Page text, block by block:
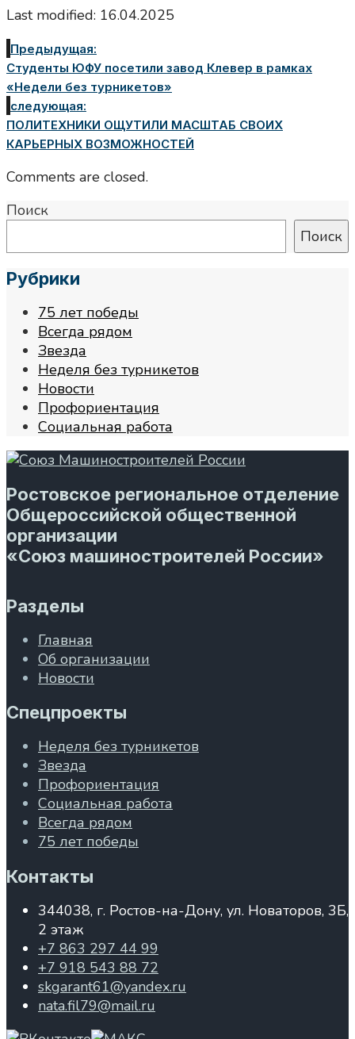
Last modified: 16.04.2025
Предыдущая:
Студенты ЮФУ посетили завод Клевер в рамках
«Недели без турникетов»
следующая:
ПОЛИТЕХНИКИ ОЩУТИЛИ МАСШТАБ СВОИХ
КАРЬЕРНЫХ ВОЗМОЖНОСТЕЙ
Comments are closed.
Поиск
Поиск
Рубрики
75 лет победы
Всегда рядом
Звезда
Неделя без турникетов
Новости
Профориентация
Социальная работа
Ростовское региональное отделение
Общероссийской общественной
организации
«Союз машиностроителей России»
Разделы
Главная
Об организации
Новости
Спецпроекты
Неделя без турникетов
Звезда
Профориентация
Социальная работа
Всегда рядом
75 лет победы
Контакты
344038, г. Ростов-на-Дону, ул. Новаторов, 3Б,
2 этаж
+7 863 297 44 99
+7 918 543 88 72
skgarant61@yandex.ru
nata.fil79@mail.ru